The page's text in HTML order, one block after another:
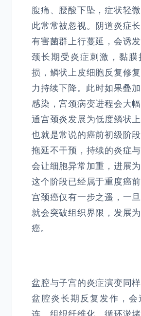
腹痛、腰酸下坠，症状轻
此常常被忽视。阴道炎症长
有害菌群上行蔓延，会诱
颈长期受炎症刺激，黏膜
损，鳞状上皮细胞反复修
力持续下降。此时如果叠
感染，宫颈病变进程会大
通宫颈炎发展为低度鳞状上
也就是常说的癌前初级阶
拖延不干预，持续的炎症与
会让细胞异常加重，进展为
这个阶段已经属于重度癌
宫颈癌仅有一步之遥，一旦
就会突破组织界限，发展
癌。
盆腔与子宫的炎症演变同
盆腔炎长期反复发作，会
连、组织纤维化、循环淤